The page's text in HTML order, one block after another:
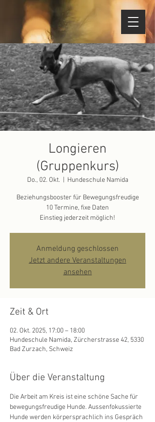
Longieren
(Gruppenkurs)
Do., 02. Okt. Hundeschule Namida
Beziehungsbooster für Bewegungsfreudige
10 Termine, fixe Daten
Einstieg jederzeit möglich!
Anmeldung geschlossen
Jetzt andere Veranstaltungen
ansehen
Zeit & Ort
02. Okt. 2025, 17:00 – 18:00
Hundeschule Namida, Zürcherstrasse 42, 5330
Bad Zurzach, Schweiz
Über die Veranstaltung
Die Arbeit am Kreis ist eine schöne Sache für
bewegungsfreudige Hunde. Aussenfokussierte
Hunde werden körpersprachlich ins Gespräch